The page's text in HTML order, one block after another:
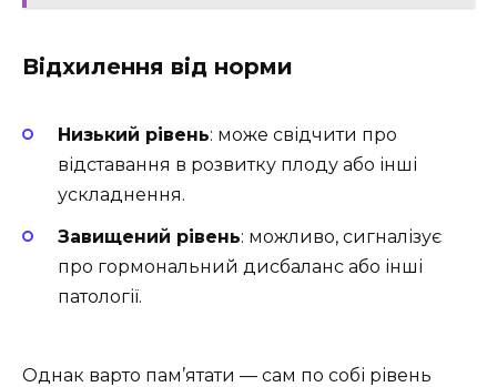
Відхилення від норми
Низький рівень: може свідчити про
відставання в розвитку плоду або інші
ускладнення.
Завищений рівень: можливо, сигналізує
про гормональний дисбаланс або інші
патології.
Однак варто пам’ятати — сам по собі рівень